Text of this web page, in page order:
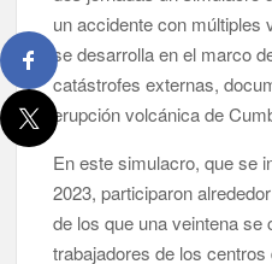
planificación y exige
Jacob Qadri reclama prioridad
no capitalinas derivados a
un accidente con múltiples
se desarrolla en el marco
catástrofes externas,
erupción volcánica de
En este simulacro, que se
2023, participaron
de los que una veintena se
trabajadores de los